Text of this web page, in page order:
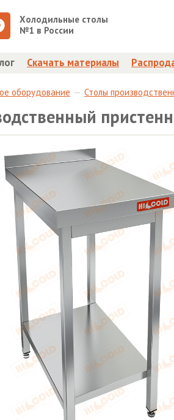
Холодильные столы
№1 в России
Скачать материалы
оборудование Столы